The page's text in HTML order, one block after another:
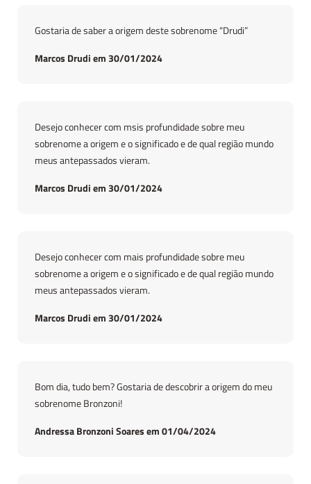
Gostaria de saber a origem deste sobrenome “Drudi”
Marcos Drudi em 30/01/2024
Desejo conhecer com msis profundidade sobre meu
sobrenome a origem e o significado e de qual região mundo
meus antepassados vieram.
Marcos Drudi em 30/01/2024
Desejo conhecer com mais profundidade sobre meu
sobrenome a origem e o significado e de qual região mundo
meus antepassados vieram.
Marcos Drudi em 30/01/2024
Bom dia, tudo bem? Gostaria de descobrir a origem do meu
sobrenome Bronzoni!
Andressa Bronzoni Soares em 01/04/2024